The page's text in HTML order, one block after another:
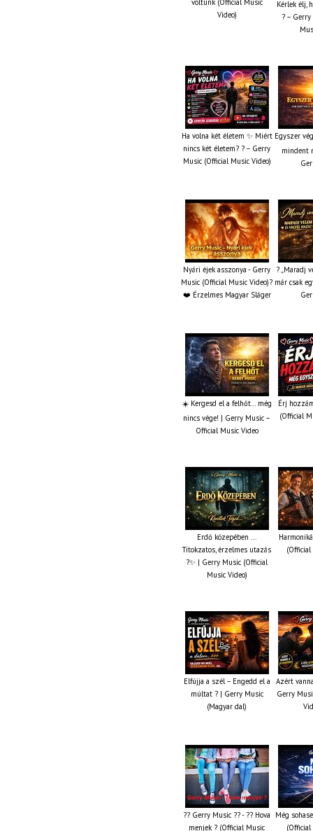
Video)
Kérlek élj,
? –
Ha volna két életem ✨ Miért
nincs két életem? ? – Gerry
Music (Official Music Video)
Egyszer
mindent
Nyári éjek asszonya - Gerry
Music (Official Music Video)?
❤️ Érzelmes Magyar Sláger
? „Maradj
már csak
☀️ Kergesd el a felhőt… még
nincs vége! | Gerry Music –
Official Music Video
Érj
(Official
Erdő közepében ...
Titokzatos, érzelmes utazás
?✨ | Gerry Music (Official
Music Video)
(Official
Elfújja a szél – Engedd el a
múltat ? | Gerry Music
(Magyar dal)
Azért
Gerry
?? Gerry Music ?? - ?? Hova
menjek ? (Official Music
Még
(Official